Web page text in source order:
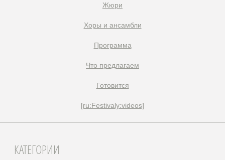
Жюри
Xоры и ансамбли
Программа
Что предлагаем
Готовится
[ru:Festivaly:videos]
КАТЕГОРИИ